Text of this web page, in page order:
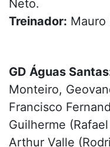
Neto.
Treinador: Mauro
GD Águas
Monteiro,
Francisco
Guilherme
Arthur Valle